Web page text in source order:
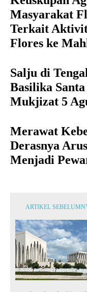
Masyarakat
Terkait
Flores ke
Salju di
Basilika
Mukjizat 5
Merawat
Derasnya
Menjadi
ARTIKEL